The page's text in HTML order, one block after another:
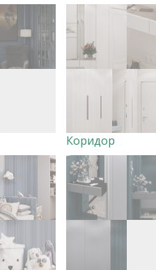
Коридор